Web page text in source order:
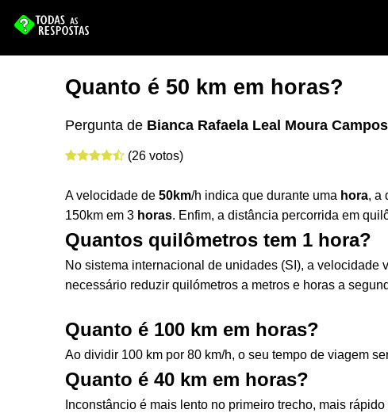
Quanto é 50 km em horas?
Pergunta de Bianca Rafaela Leal Moura Campos
(26 votos)
A velocidade de 50km/h indica que durante uma hora, a
150km em 3 horas. Enfim, a distância percorrida em
Quantos quilômetros tem 1 hora?
No sistema internacional de unidades (SI), a velocidade
necessário reduzir quilómetros a metros e horas a
Quanto é 100 km em horas?
Ao dividir 100 km por 80 km/h, o seu tempo de viagem
Quanto é 40 km em horas?
Inconstâncio é mais lento no primeiro trecho, mais